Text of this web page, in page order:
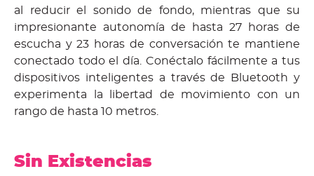
al reducir el sonido de fondo, mientras que su
impresionante autonomía de hasta 27 horas de
escucha y 23 horas de conversación te mantiene
conectado todo el día. Conéctalo fácilmente a tus
dispositivos inteligentes a través de Bluetooth y
experimenta la libertad de movimiento con un
rango de hasta 10 metros.
Sin Existencias